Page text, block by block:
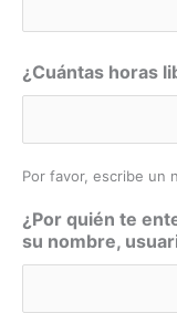
¿Cuántas horas
Por favor, escribe un
¿Por quién te
su nombre,